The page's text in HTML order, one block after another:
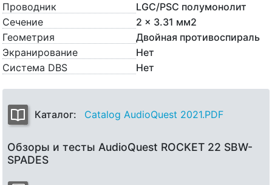
Проводник
LGC/PSC полумонолит
Сечение
2 x 3.31 мм2
Геометрия
Двойная противоспираль
Экранирование
Нет
Система DBS
Нет
Каталог: Catalog AudioQuest 2021.PDF
Обзоры и тесты AudioQuest ROCKET 22 SBW-
SPADES